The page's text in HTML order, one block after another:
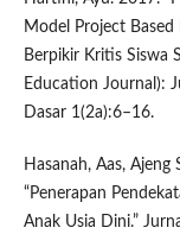
Model Project
Berpikir Kritis Siswa
Education Journal):
Dasar 1(2a):6–16.
Hasanah, Aas,
“Penerapan
Anak Usia Dini.”